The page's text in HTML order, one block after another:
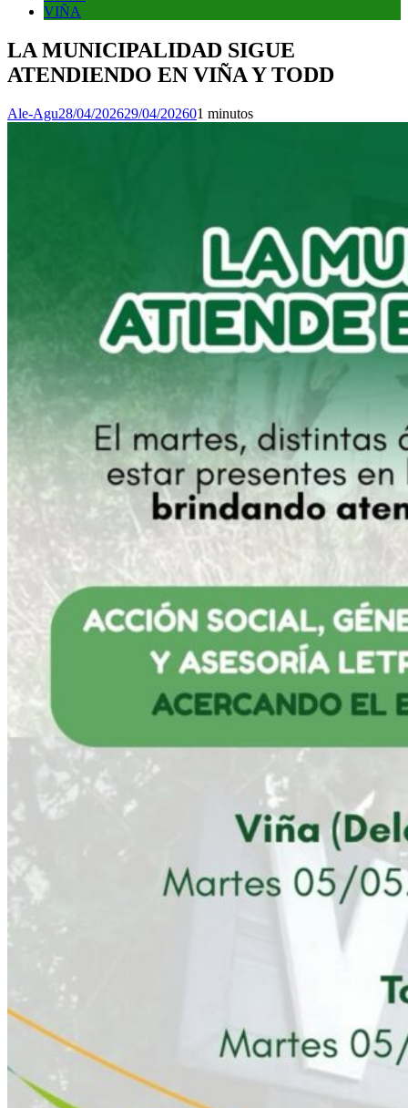
VIÑA
LA MUNICIPALIDAD SIGUE
ATENDIENDO EN VIÑA Y TODD
Ale-Agu28/04/202629/04/202601 minutos